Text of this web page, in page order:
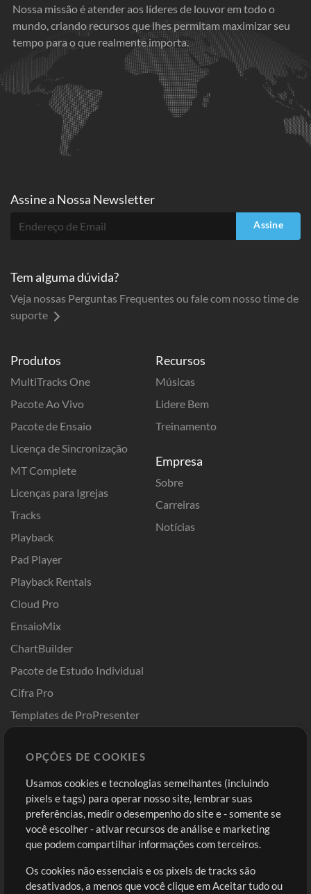
Nossa missão é atender aos líderes de louvor em todo o
mundo, criando recursos que lhes permitam maximizar seu
tempo para o que realmente importa.
Produtos
MultiTracks One
Pacote Ao Vivo
Pacote de Ensaio
Licença de Sincronização
MT Complete
Licenças para Igrejas
Tracks
Playback
Pad Player
Playback Rentals
Cloud Pro
EnsaioMix
ChartBuilder
Pacote de Estudo Individual
Cifra Pro
Templates de ProPresenter
Recursos
Músicas
Lidere Bem
Treinamento
Empresa
Sobre
Carreiras
Notícias
Comprar Créditos
Conteúdo Grátis
Solicite uma Música
Extras
Entre
Cadastre-se
Ir ao carrinho
Assine a Nossa Newsletter
Assine
Tem alguma dúvida?
Veja nossas Perguntas Frequentes ou fale com nosso time de
suporte
OPÇÕES DE COOKIES
Usamos cookies e tecnologias semelhantes (incluindo
pixels e tags) para operar nosso site, lembrar suas
preferências, medir o desempenho do site e - somente se
você escolher - ativar recursos de análise e marketing
que podem compartilhar informações com terceiros.
Os cookies não essenciais e os pixels de tracks são
desativados, a menos que você clique em Aceitar tudo ou